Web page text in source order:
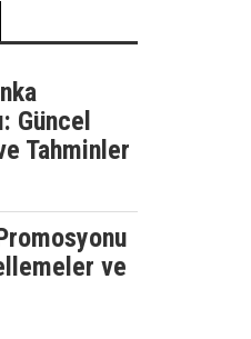
Güncel
Tahminler
ve